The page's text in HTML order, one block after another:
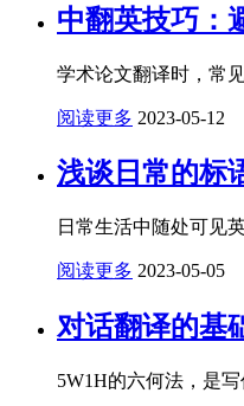
中翻英技巧：
学术论文翻译时，常
阅读更多 2023-05-12
浅谈日常的标
日常生活中随处可见
阅读更多 2023-05-05
对话翻译的基
5W1H的六何法，是